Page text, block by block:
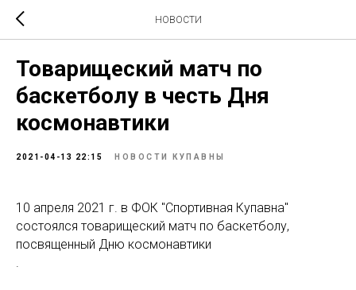
НОВОСТИ
Товарищеский матч по
баскетболу в честь Дня
космонавтики
2021-04-13 22:15 НОВОСТИ КУПАВНЫ
10 апреля 2021 г. в ФОК "Спортивная Купавна"
состоялся товарищеский матч по баскетболу,
посвященный Дню космонавтики
.